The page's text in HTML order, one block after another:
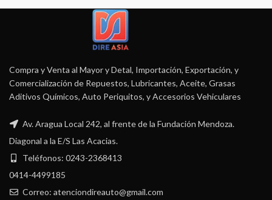
Compra y Venta al Mayor y Detal, Importación, Exportación, y
Comercialización de Repuestos, Lubricantes, Aceite, Grasas
Aditivos Químicos, Auto Periquitos, y Accesorios Vehiculares
Av. Aragua Local 242, al frente de la Fundación Mendoza.
Diagonal a la E/S Las Acacias.
Teléfonos: 0243-2368413
0414-4499185
Correo: atenciondireauto@gmail.com